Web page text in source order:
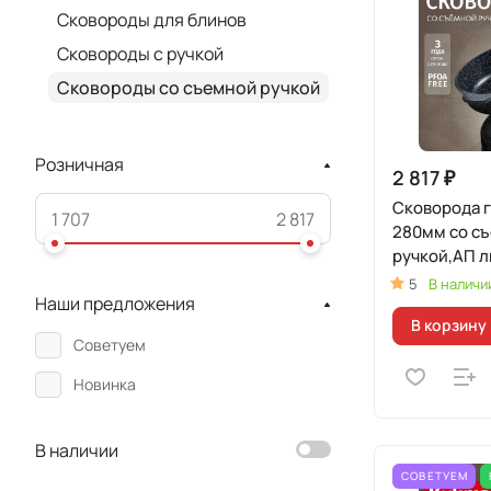
2 817 ₽
Сковорода
280мм со
ручкой,АП
(черный)
5 В
В корзину
СОВЕТУЕМ
Сковороды для блинов
Сковороды с ручкой
Сковороды со съемной ручкой
Розничная
Наши предложения
Советуем
Новинка
В наличии